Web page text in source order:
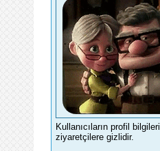
Kullanıcıların profil bilgileri
ziyaretçilere gizlidir.